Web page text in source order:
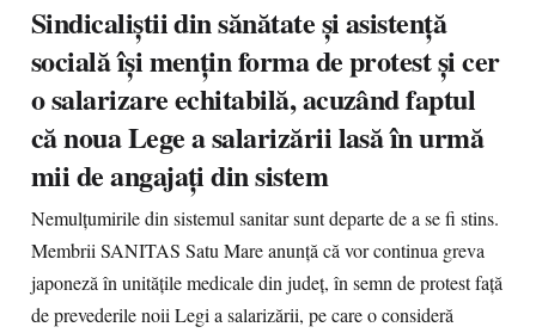
Sindicaliștii din sănătate și asistență
socială își mențin forma de protest și cer
o salarizare echitabilă, acuzând faptul
că noua Lege a salarizării lasă în urmă
mii de angajați din sistem
Nemulțumirile din sistemul sanitar sunt departe de a se fi stins.
Membrii SANITAS Satu Mare anunță că vor continua greva
japoneză în unitățile medicale din județ, în semn de protest față
de prevederile noii Legi a salarizării, pe care o consideră